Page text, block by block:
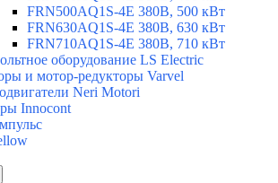
FRN500AQ1S-4E 380В, 500 кВт
FRN630AQ1S-4E 380В, 630 кВт
FRN710AQ1S-4E 380В, 710 кВт
оборудование LS Electric
и мотор-редукторы Varvel
Neri Motori
Innocont